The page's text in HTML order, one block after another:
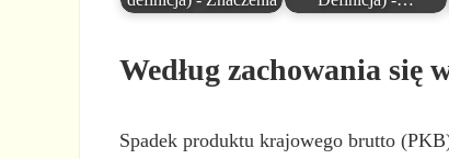
Według zachowania się
Spadek produktu krajowego brutto